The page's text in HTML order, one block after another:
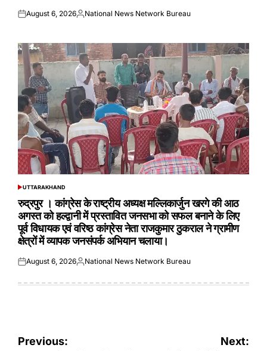
Posted
August 6, 2026Posted
National News Network Bureau
POSTED
UTTARAKHAND
रुद्रपुर । कांग्रेस के राष्ट्रीय अध्यक्ष मल्लिकार्जुन खरगे की आठ
अगस्त को हल्द्वानी में प्रस्तावित जनसभा को सफल बनाने के लिए
पूर्व विधायक एवं वरिष्ठ कांग्रेस नेता राजकुमार ठुकराल ने ग्रामीण
क्षेत्रों में व्यापक जनसंपर्क अभियान चलाया।
Posted
August 6, 2026Posted
National News Network Bureau
Post
Previous:
Next: